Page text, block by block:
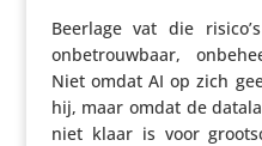
Beerlage vat die
onbe­trouw­baar,
Niet omdat AI op zich
hij, maar omdat de
niet klaar is voor